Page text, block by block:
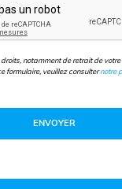
droits, notamment de retrait de
formulaire, veuillez consulternotre